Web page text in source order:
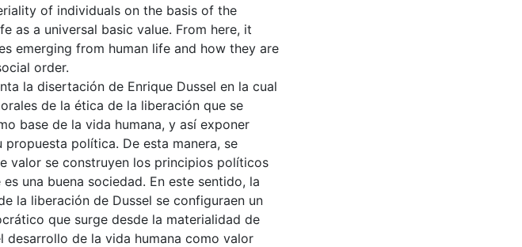
of individuals on the basis of the
as a universal basic value. From here, it
emerging from human life and how they are
order.
la disertación de Enrique Dussel en la cual
de la ética de la liberación que se
base de la vida humana, y así exponer
política. De esta manera, se
valor se construyen los principios políticos
una buena sociedad. En este sentido, la
la liberación de Dussel se configuraen un
que surge desde la materialidad de
desarrollo de la vida humana como valor